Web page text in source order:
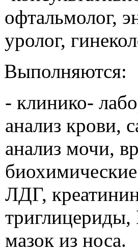
офтальмолог,
уролог,
Выполняются:
- клинико-
анализ крови,
анализ мочи,
ЛДГ,
триглицериды,
мазок из носа.